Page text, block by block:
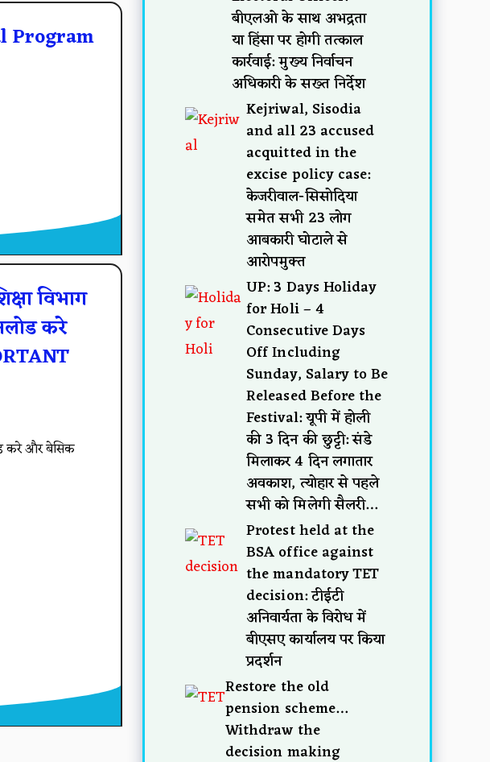
Program
विभाग
करे
करे और बेसिक
बीएलओ के साथ अभद्रता
या हिंसा पर होगी तत्काल
कार्रवाई: मुख्य निर्वाचन
अधिकारी के सख्त निर्देश
Kejriwal, Sisodia
and all 23 accused
acquitted in the
excise policy case:
केजरीवाल-सिसोदिया
समेत सभी 23 लोग
आबकारी घोटाले से
आरोपमुक्त
UP: 3 Days Holiday
for Holi – 4
Consecutive Days
Off Including
Sunday, Salary to Be
Released Before the
Festival: यूपी में होली
की 3 दिन की छुट्टी: संडे
मिलाकर 4 दिन लगातार
अवकाश, त्योहार से पहले
सभी को मिलेगी सैलरी…
Protest held at the
BSA office against
the mandatory TET
decision: टीईटी
अनिवार्यता के विरोध में
बीएसए कार्यालय पर किया
प्रदर्शन
Restore the old
pension scheme…
Withdraw the
decision making